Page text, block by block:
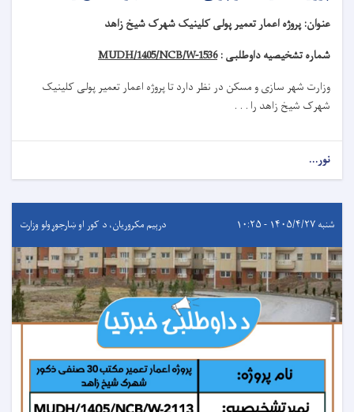
عنوان: پروژه اعمار تعمیر پولی کلینیک شهرک شیخ زاهد
شماره تشخیصیه داوطلبی :MUDH/1405/NCB/W-1536
وزارت شهر سازی و مسکن در نظر دارد تاپروژه اعمار تعمیرپولی کلینیک
شهرک شیخ زاهد را . . .
نور...
شنبه ۱۴۰۵/۴/۲۷ - ۱۰:۲۵ درېيم مکروریان، د کور او ښارجوړولو وزارت